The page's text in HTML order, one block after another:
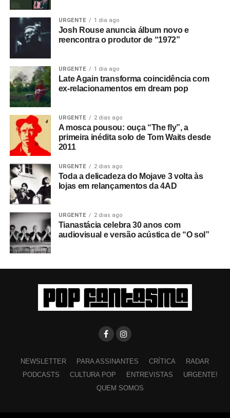
URGENTE 1 dia ago
Josh Rouse anuncia álbum novo e
reencontra o produtor de “1972”
URGENTE 1 dia ago
Late Again transforma coincidência com
ex-relacionamentos em dream pop
URGENTE 2 dias ago
A mosca pousou: ouça “The fly”, a
primeira inédita solo de Tom Waits desde
2011
URGENTE 2 dias ago
Toda a delicadeza do Mojave 3 volta às
lojas em relançamentos da 4AD
URGENTE 2 dias ago
Tianastácia celebra 30 anos com
audiovisual e versão acústica de “O sol”
NEWSLETTER PARA ASSINANTES CRÍTICA
RADAR
PODCASTS
CULTURA POP ENTREVISTAS
URGENTE!
QUEM SOMOS